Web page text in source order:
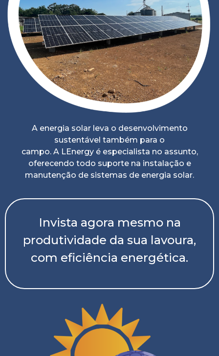
A energia solar leva o desenvolvimento
sustentável também para o
campo. A LEnergy é especialista no assunto,
oferecendo todo suporte na instalação e
manutenção de sistemas de energia solar.
Invista agora mesmo na
produtividade da sua lavoura,
com eficiência energética.